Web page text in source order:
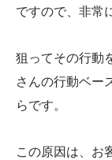
ですので、非常
狙ってその行動
さんの行動ベー
らです。
この原因は、お